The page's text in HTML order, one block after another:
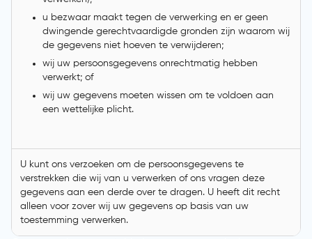
u bezwaar maakt tegen de verwerking en er geen
dwingende gerechtvaardigde gronden zijn waarom wij
de gegevens niet hoeven te verwijderen;
wij uw persoonsgegevens onrechtmatig hebben
verwerkt; of
wij uw gegevens moeten wissen om te voldoen aan
een wettelijke plicht.
U kunt ons verzoeken om de persoonsgegevens te
verstrekken die wij van u verwerken of ons vragen deze
gegevens aan een derde over te dragen. U heeft dit recht
alleen voor zover wij uw gegevens op basis van uw
toestemming verwerken.